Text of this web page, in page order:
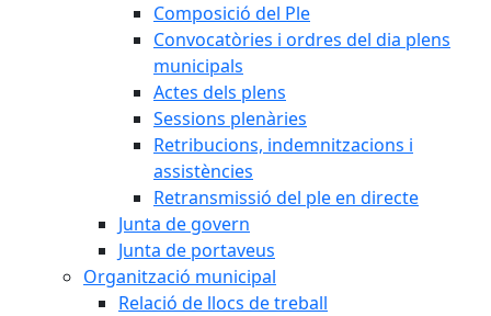
Composició del Ple
Convocatòries i ordres del dia plens
municipals
Actes dels plens
Sessions plenàries
Retribucions, indemnitzacions i
assistències
Retransmissió del ple en directe
Junta de govern
Junta de portaveus
Organització municipal
Relació de llocs de treball